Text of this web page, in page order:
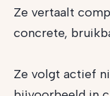
Ze vertaalt
concrete,
Ze volgt actief